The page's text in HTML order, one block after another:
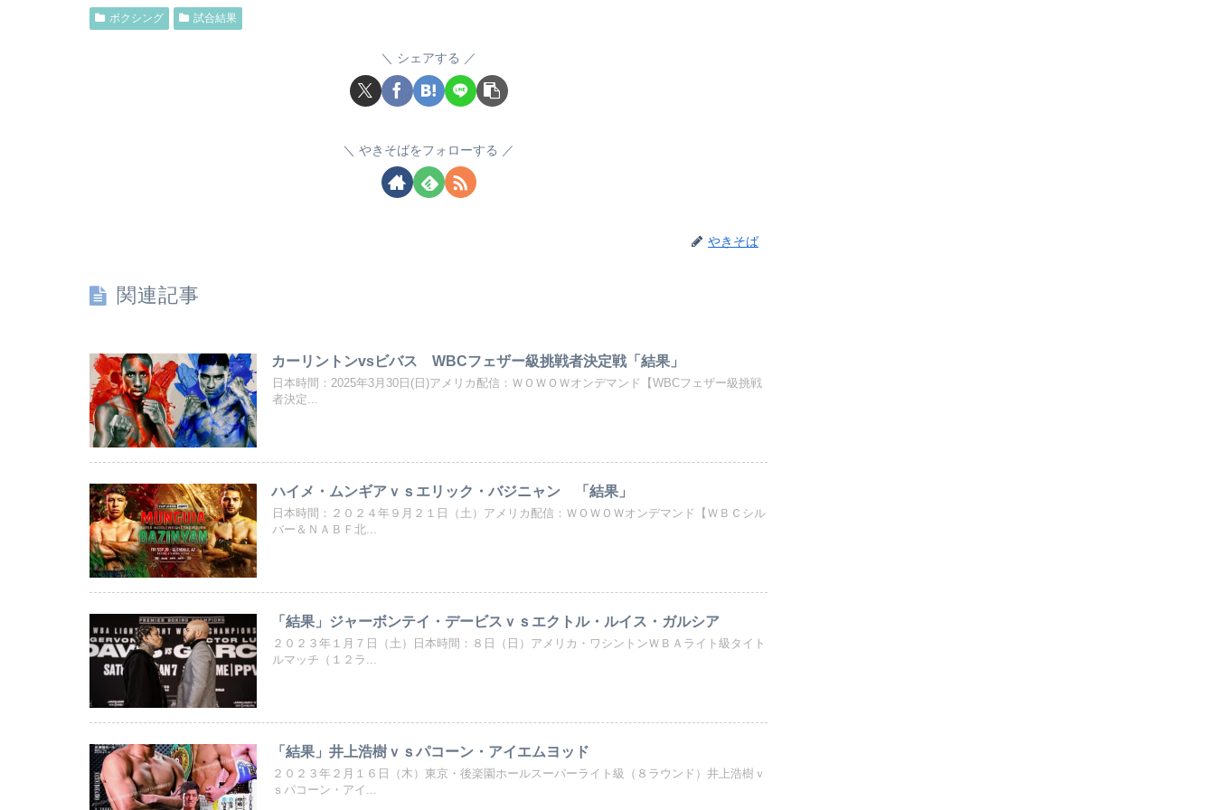
ボクシング 試合結果
シェアする
やきそばをフォローする
やきそば
関連記事
カーリントンvsビバス WBCフェザー級挑戦者決定戦「結果」
日本時間：2025年3月30日(日)アメリカ配信：ＷＯＷＯＷオンデマンド【WBCフェザー級挑戦
者決定...
ハイメ・ムンギアｖｓエリック・バジニャン 「結果」
日本時間：２０２４年９月２１日（土）アメリカ配信：ＷＯＷＯＷオンデマンド【ＷＢＣシル
バー＆ＮＡＢＦ北...
「結果」ジャーボンテイ・デービスｖｓエクトル・ルイス・ガルシア
２０２３年１月７日（土）日本時間：８日（日）アメリカ・ワシントンＷＢＡライト級タイト
ルマッチ（１２ラ...
「結果」井上浩樹ｖｓパコーン・アイエムヨッド
２０２３年２月１６日（木）東京・後楽園ホールスーパーライト級（８ラウンド）井上浩樹ｖ
ｓパコーン・アイ...